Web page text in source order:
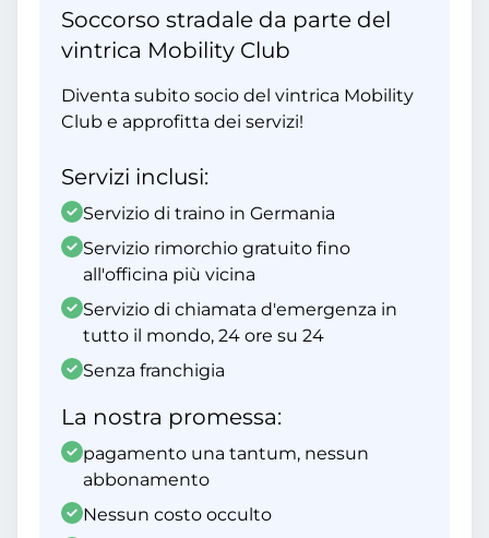
Soccorso stradale da parte del
vintrica Mobility Club
Diventa subito socio del vintrica Mobility
Club e approfitta dei servizi!
Servizi inclusi:
Servizio di traino in Germania
Servizio rimorchio gratuito fino
all'officina più vicina
Servizio di chiamata d'emergenza in
tutto il mondo, 24 ore su 24
Senza franchigia
La nostra promessa:
pagamento una tantum, nessun
abbonamento
Nessun costo occulto